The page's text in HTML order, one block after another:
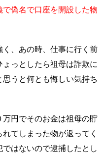
偽名で口座を開設した物
、あの時、仕事に行く前
っとしたら祖母は詐欺に
うと何とも悔しい気持ち
円でそのお金は祖母の貯
てしまった物が返ってく
はないので逮捕したとし